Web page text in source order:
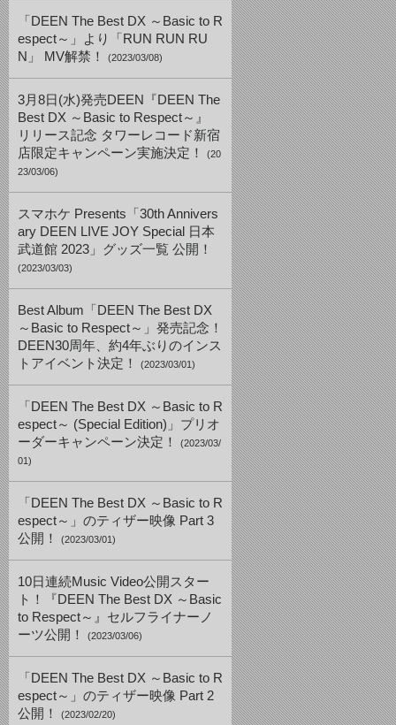
「DEEN The Best DX ～Basic to R
espect～」より「RUN RUN RU
N」 MV解禁！
(2023/03/08)
3月8日(水)発売DEEN『DEEN The
Best DX ～Basic to Respect～』
リリース記念 タワーレコード新宿
店限定キャンペーン実施決定！
(20
23/03/06)
スマホケ Presents「30th Annivers
ary DEEN LIVE JOY Special 日本
武道館 2023」グッズ一覧 公開！
(2023/03/03)
Best Album「DEEN The Best DX
～Basic to Respect～」発売記念！
DEEN30周年、約4年ぶりのインス
トアイベント決定！
(2023/03/01)
「DEEN The Best DX ～Basic to R
espect～ (Special Edition)」プリオ
ーダーキャンペーン決定！
(2023/03/
01)
「DEEN The Best DX ～Basic to R
espect～」のティザー映像 Part 3
公開！
(2023/03/01)
10日連続Music Video公開スター
ト！『DEEN The Best DX ～Basic
to Respect～』セルフライナーノ
ーツ公開！
(2023/03/06)
「DEEN The Best DX ～Basic to R
espect～」のティザー映像 Part 2
公開！
(2023/02/20)